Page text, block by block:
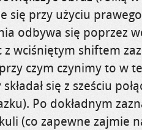
się przy użyciu
odbywa się poprzez
z wciśniętym shiftem
czym czynimy to w
się z sześciu
Po dokładnym
(co zapewne zajmie